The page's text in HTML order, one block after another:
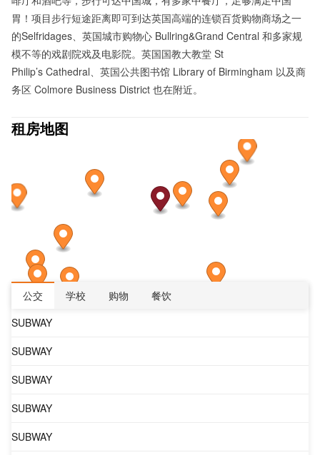
胃！项目步行短途距离即可到达英国高端的连锁百货购物商场之一
的Selfridages、英国城市购物心 Bullring&Grand Central 和多家规
模不等的戏剧院戏及电影院。英国国教大教堂 St
Philip’s Cathedral、英国公共图书馆 Library of Birmingham 以及商
务区 Colmore Business District 也在附近。
租房地图
公交 学校 购物
餐饮
SUBWAY
SUBWAY
SUBWAY
SUBWAY
SUBWAY